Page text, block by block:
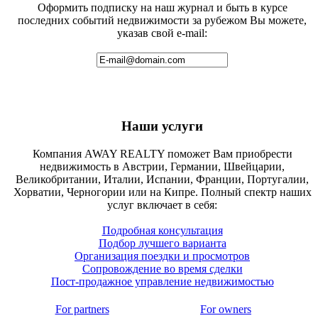
Оформить подписку на наш журнал и быть в курсе
последних событий недвижимости за рубежом Вы можете,
указав свой e-mail:
Наши услуги
Компания AWAY REALTY поможет Вам приобрести
недвижимость в Австрии, Германии, Швейцарии,
Великобритании, Италии, Испании, Франции, Португалии,
Хорватии, Черногории или на Кипре. Полный спектр наших
услуг включает в себя:
Подробная консультация
Подбор лучшего варианта
Организация поездки и просмотров
Сопровождение во время сделки
Пост-продажное управление недвижимостью
For partners For owners